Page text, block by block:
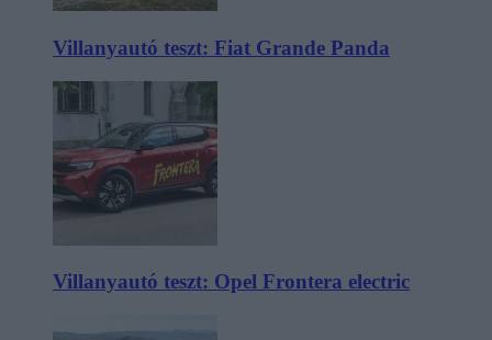
Villanyautó teszt: Fiat Grande Panda
Villanyautó teszt: Opel Frontera electric